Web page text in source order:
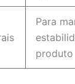
Para
produto